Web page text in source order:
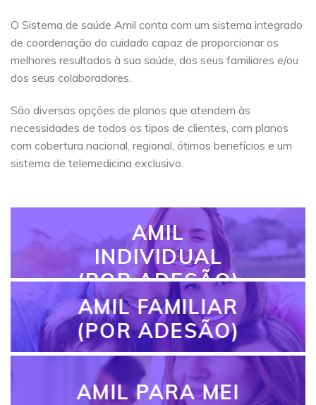
O Sistema de saúde Amil conta com um sistema integrado
de coordenação do cuidado capaz de proporcionar os
melhores resultados à sua saúde, dos seus familiares e/ou
dos seus colaboradores.
São diversas opções de planos que atendem às
necessidades de todos os tipos de clientes, com planos
com cobertura nacional, regional, ótimos benefícios e um
sistema de telemedicina exclusivo.
AMIL
INDIVIDUAL
(POR ADESÃO)
AMIL FAMILIAR
(POR ADESÃO)
AMIL PARA MEI